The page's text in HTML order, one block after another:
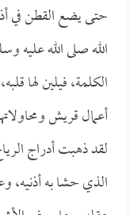
حتى يضع القطن في
الله صلى الله عليه
الكلمة، فيلين لها
أعمال قريش
لقد ذهبت أدراج
الذي حشا به أذنيه،